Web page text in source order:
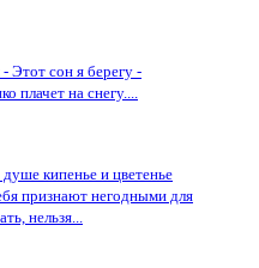
Этот сон я берегу -
плачет на снегу....
кипенье и цветенье
признают негодными для
нельзя...